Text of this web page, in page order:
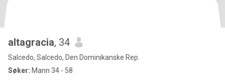
altagracia, 34
Salcedo, Salcedo, Den Dominikanske Rep.
Søker: Mann 34 - 58